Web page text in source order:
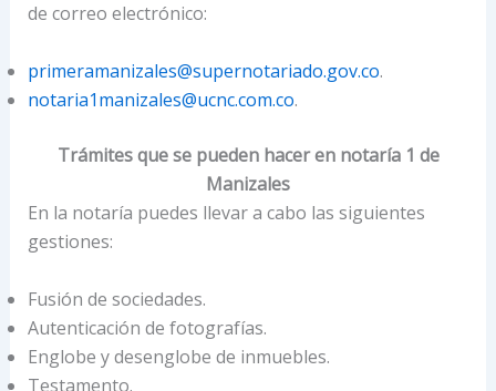
de correo electrónico:
primeramanizales@supernotariado.gov.co.
notaria1manizales@ucnc.com.co.
Trámites que se pueden hacer en notaría 1 de
Manizales
En la notaría puedes llevar a cabo las siguientes
gestiones:
Fusión de sociedades.
Autenticación de fotografías.
Englobe y desenglobe de inmuebles.
Testamento.